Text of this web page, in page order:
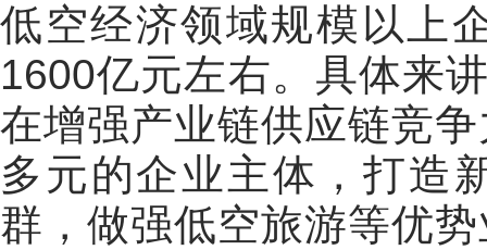
低空经济领域规模以上
1600亿元左右。具体来
在增强产业链供应链竞
多元的企业主体，打造
群，做强低空旅游等优